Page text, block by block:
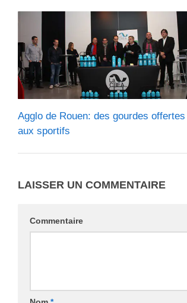
Agglo de Rouen: des gourdes offertes
aux sportifs
LAISSER UN COMMENTAIRE
Commentaire